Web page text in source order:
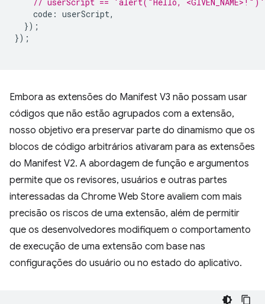
code : userScript,
});
});
Embora as extensões do Manifest V3 não possam usar
códigos que não estão agrupados com a extensão,
nosso objetivo era preservar parte do dinamismo que os
blocos de código arbitrários ativaram para as extensões
do Manifest V2. A abordagem de função e argumentos
permite que os revisores, usuários e outras partes
interessadas da Chrome Web Store avaliem com mais
precisão os riscos de uma extensão, além de permitir
que os desenvolvedores modifiquem o comportamento
de execução de uma extensão com base nas
configurações do usuário ou no estado do aplicativo.